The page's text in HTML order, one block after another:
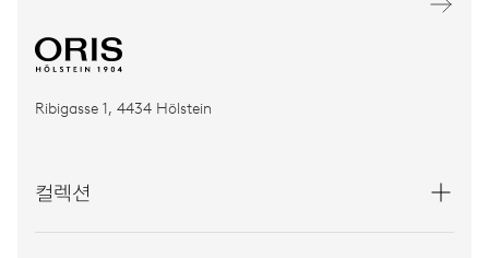
Ribigasse 1, 4434 Hölstein
컬렉션